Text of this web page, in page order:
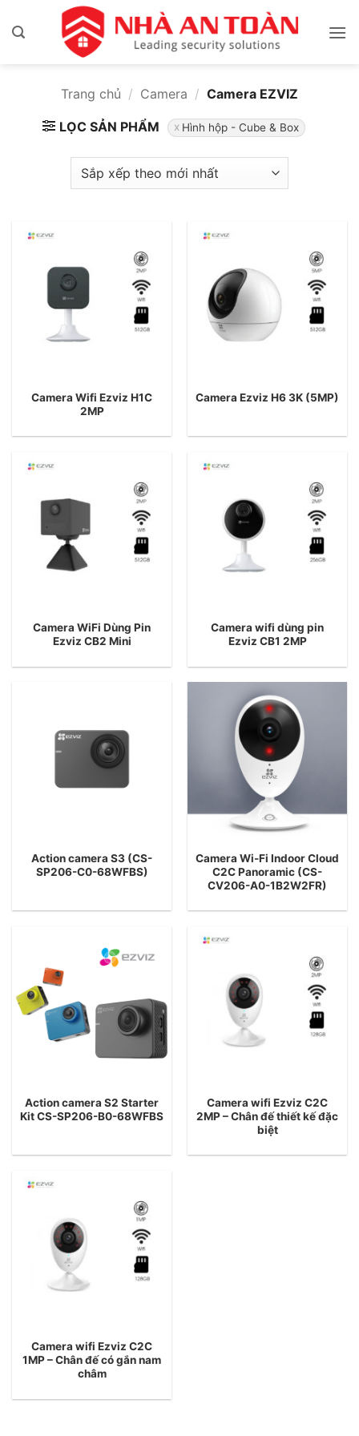
qua
Trang chủ / Camera / Camera EZVIZ
LỌC SẢN PHẨM Hình hộp - Cube & Box
Camera Wifi Ezviz H1C
2MP
Camera Ezviz H6 3K (5MP)
Camera WiFi Dùng Pin
Ezviz CB2 Mini
Camera wifi dùng pin
Ezviz CB1 2MP
Action camera S3 (CS-
SP206-C0-68WFBS)
Camera Wi-Fi Indoor Cloud
C2C Panoramic (CS-
CV206-A0-1B2W2FR)
Action camera S2 Starter
Kit CS-SP206-B0-68WFBS
Camera wifi Ezviz C2C
2MP – Chân đế thiết kế đặc
biệt
Camera wifi Ezviz C2C
1MP – Chân đế có gắn nam
châm